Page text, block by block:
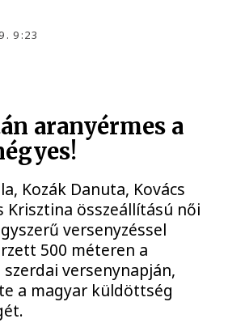
9:23
aranyérmes a
Kozák Danuta, Kovács
Krisztina összeállítású női
versenyzéssel
500 méteren a
versenynapján,
a magyar küldöttség